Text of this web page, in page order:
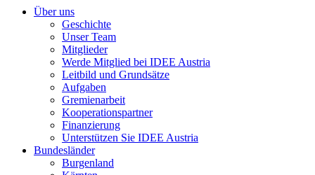
Über uns
Geschichte
Unser Team
Mitglieder
Werde Mitglied bei IDEE Austria
Leitbild und Grundsätze
Aufgaben
Gremienarbeit
Kooperationspartner
Finanzierung
Unterstützen Sie IDEE Austria
Bundesländer
Burgenland